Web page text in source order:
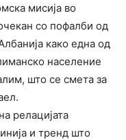
мисија во
со пофалби од
како една од
население
што се смета за
релацијата
и тренд што